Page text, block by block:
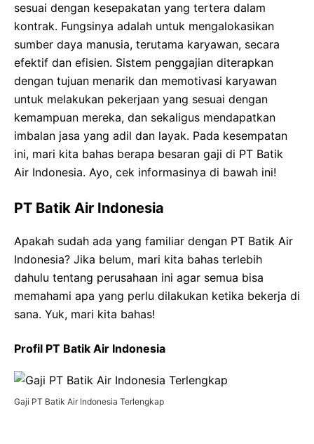
sesuai dengan kesepakatan yang tertera dalam
kontrak. Fungsinya adalah untuk mengalokasikan
sumber daya manusia, terutama karyawan, secara
efektif dan efisien. Sistem penggajian diterapkan
dengan tujuan menarik dan memotivasi karyawan
untuk melakukan pekerjaan yang sesuai dengan
kemampuan mereka, dan sekaligus mendapatkan
imbalan jasa yang adil dan layak. Pada kesempatan
ini, mari kita bahas berapa besaran gaji di PT Batik
Air Indonesia. Ayo, cek informasinya di bawah ini!
PT Batik Air Indonesia
Apakah sudah ada yang familiar dengan PT Batik Air
Indonesia? Jika belum, mari kita bahas terlebih
dahulu tentang perusahaan ini agar semua bisa
memahami apa yang perlu dilakukan ketika bekerja di
sana. Yuk, mari kita bahas!
Profil PT Batik Air Indonesia
Gaji PT Batik Air Indonesia Terlengkap